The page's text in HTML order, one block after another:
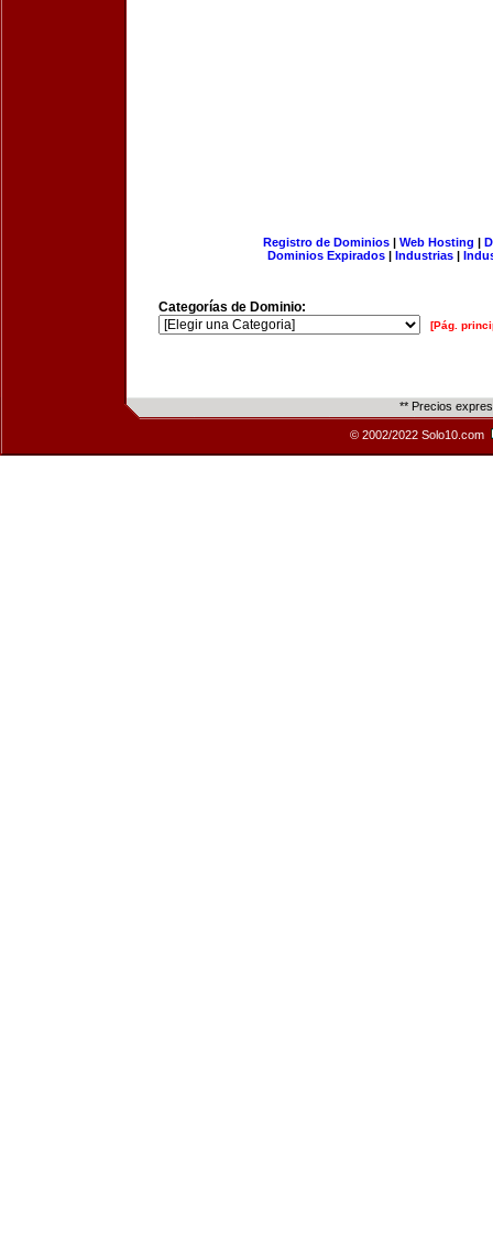
Registro de Dominios| Web Hosting |
Dominios Expirados | Industrias |
Categorías de Dominio:
[Pág.
** Precios
© 2002/2022 Solo10.com